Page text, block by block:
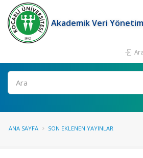
Akademik Veri
Ara
ANA SAYFA SON EKLENEN YAYINLAR